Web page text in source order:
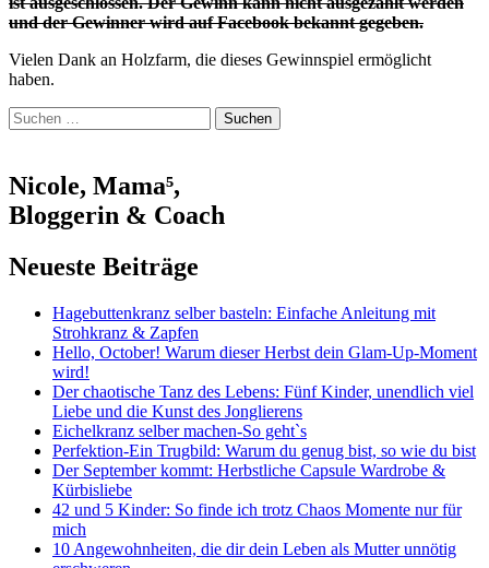
und der Gewinner wird auf Facebook bekannt gegeben.
Vielen Dank an Holzfarm, die dieses Gewinnspiel ermöglicht
haben.
Suchen
nach:
Nicole, Mama⁵,
Bloggerin & Coach
Neueste Beiträge
Hagebuttenkranz selber basteln: Einfache Anleitung mit
Strohkranz & Zapfen
Hello, October! Warum dieser Herbst dein Glam-Up-Moment
wird!
Der chaotische Tanz des Lebens: Fünf Kinder, unendlich viel
Liebe und die Kunst des Jonglierens
Eichelkranz selber machen-So geht`s
Perfektion-Ein Trugbild: Warum du genug bist, so wie du bist
Der September kommt: Herbstliche Capsule Wardrobe &
Kürbisliebe
42 und 5 Kinder: So finde ich trotz Chaos Momente nur für
mich
10 Angewohnheiten, die dir dein Leben als Mutter unnötig